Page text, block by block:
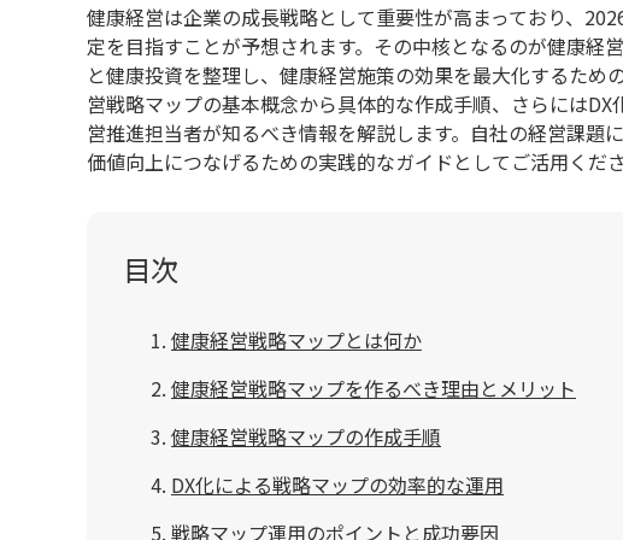
健康経営は企業の成長戦略として重要性が高まっており、
定を目指すことが予想されます。その中核となるのが健康経
と健康投資を整理し、健康経営施策の効果を最大化するため
営戦略マップの基本概念から具体的な作成手順、さらには
営推進担当者が知るべき情報を解説します。自社の経営課題
価値向上につなげるための実践的なガイドとしてご活用くださ
目次
健康経営戦略マップとは何か
健康経営戦略マップを作るべき理由とメリット
健康経営戦略マップの作成手順
DX化による戦略マップの効率的な運用
戦略マップ運用のポイントと成功要因